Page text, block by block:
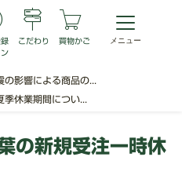
の影響による商品の...
休業期間につい...
こだわり 買物かご
の新規受注一時休